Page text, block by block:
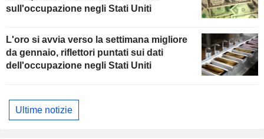
sull'occupazione negli Stati Uniti
L'oro si avvia verso la settimana migliore
da gennaio, riflettori puntati sui dati
dell'occupazione negli Stati Uniti
Ultime notizie